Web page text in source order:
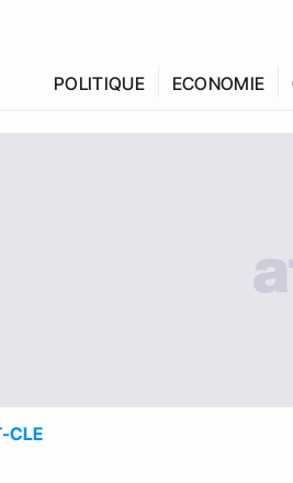
POLITIQUE ECONOMIE
CLE